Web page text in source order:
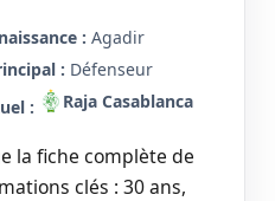
: Agadir
: Défenseur
:
Raja Casablanca
la fiche complète de
clés : 30 ans,